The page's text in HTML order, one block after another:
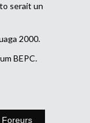
serait un
2000.
BEPC.
Foreurs